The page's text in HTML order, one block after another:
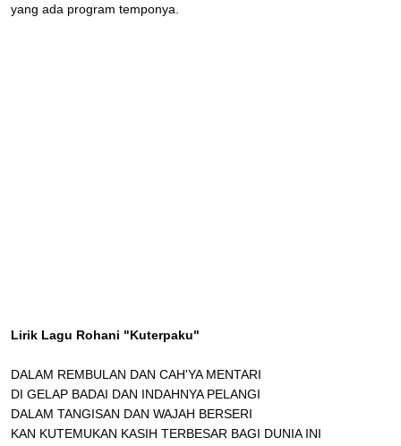
yang ada program temponya.
Lirik Lagu Rohani "Kuterpaku"
DALAM REMBULAN DAN CAH'YA MENTARI
DI GELAP BADAI DAN INDAHNYA PELANGI
DALAM TANGISAN DAN WAJAH BERSERI
KAN KUTEMUKAN KASIH TERBESAR BAGI DUNIA INI